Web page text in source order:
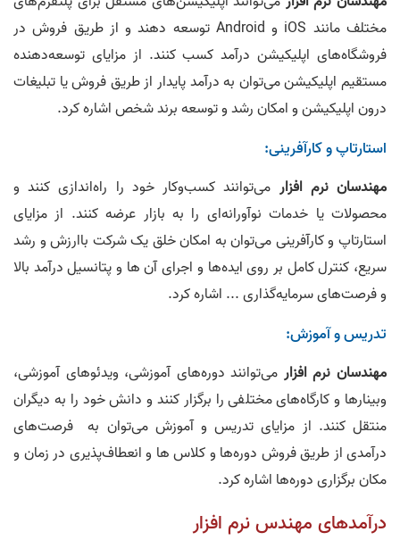
مختلف مانند iOS و Android توسعه دهند و از طریق فروش در
فروشگاه‌های اپلیکیشن درآمد کسب کنند. از مزایای توسعه‌دهنده
مستقیم اپلیکیشن می‌توان به درآمد پایدار از طریق فروش یا تبلیغات
درون اپلیکیشن و امکان رشد و توسعه برند شخص اشاره کرد.
استارتاپ و کارآفرینی:
مهندسان نرم‌ افزار می‌توانند کسب‌وکار خود را راه‌اندازی کنند و
محصولات یا خدمات نوآورانه‌ای را به بازار عرضه کنند. از مزایای
استارتاپ و کارآفرینی می‌توان به امکان خلق یک شرکت باارزش و رشد
سریع، کنترل کامل بر روی ایده‌ها و اجرای آن‌ ها و پتانسیل درآمد بالا
و فرصت‌های سرمایه‌گذاری ... اشاره کرد.
تدریس و آموزش:
مهندسان نرم‌ افزار می‌توانند دوره‌های آموزشی، ویدئوهای آموزشی،
وبینارها و کارگاه‌های مختلفی را برگزار کنند و دانش خود را به دیگران
منتقل کنند. از مزایای تدریس و آموزش می‌توان به فرصت‌های
درآمدی از طریق فروش دوره‌ها و کلاس‌ ها و انعطاف‌پذیری در زمان و
مکان برگزاری دوره‌ها اشاره کرد.
درآمدهای مهندس نرم‌ افزار